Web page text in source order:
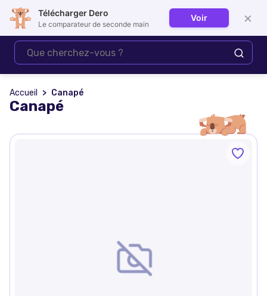
Se connecter
Accueil Canapé
Canapé
Télécharger Dero
Le comparateur de seconde main
Voir ×